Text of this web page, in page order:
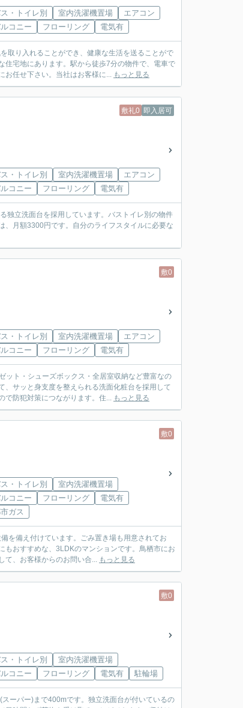
・トイレ別 室内洗濯機置場
エアコン
コニー
フローリング 電気有
取り入れることができ、健康な生活を送ることがで
住宅地にあります。駅から徒歩7分の物件で、電車で
お任せ下さい。当社はお客様に... もっと見る
敷礼0 即入居可
・トイレ別 室内洗濯機置場
エアコン
コニー
フローリング 電気有
独立洗面台を採用しています。バストイレ別の物件
、月額3300円です。自分のライフスタイルに必要な
敷0
・トイレ別 室内洗濯機置場
エアコン
コニー
フローリング 電気有
ット・シューズボックス・全居室収納など豊富なの
サッと身支度を整えられる洗面化粧台を採用して
で防犯対策につながります。住... もっと見る
敷0
・トイレ別
室内洗濯機置場
コニー
フローリング
電気有
ガス
を備え付けています。ごみ置き場も用意されてお
もおすすめな、3LDKのマンションです。鳥栖市にお
て、お客様からのお問い合... もっと見る
敷0
・トイレ別
室内洗濯機置場
コニー
フローリング 電気有 駐輪場
ーパー)まで400mです。独立洗面台が付いているの